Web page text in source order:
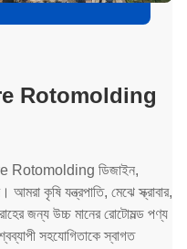
Rotomolding
Rotomolding ডিজাইন,
কৃষি যন্ত্রপাতি, মেঝে স্ক্রাবার,
জন্য উচ্চ মানের রোটোমল্ড পণ্য
সহযোগিতাকে স্বাগত